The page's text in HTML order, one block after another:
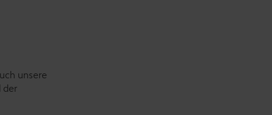
unsere
der